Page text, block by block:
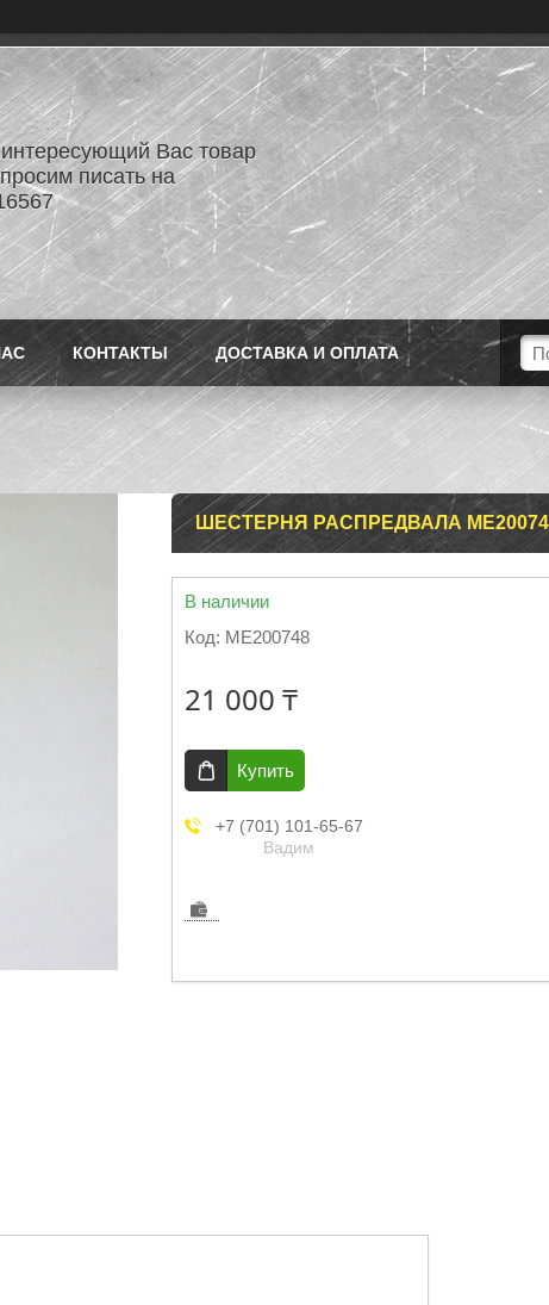
Вас товар
писать на
КОНТАКТЫ ДОСТАВКА И ОПЛАТА
ШЕСТЕРНЯ РАСПРЕДВАЛА
В наличии
Код: ME200748
21 000 ₸
Купить
+7 (701) 101-65-67
Вадим